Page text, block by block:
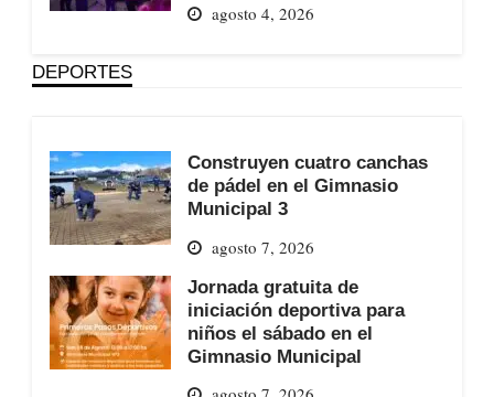
agosto 4, 2026
DEPORTES
Construyen cuatro canchas
de pádel en el Gimnasio
Municipal 3
agosto 7, 2026
Jornada gratuita de
iniciación deportiva para
niños el sábado en el
Gimnasio Municipal